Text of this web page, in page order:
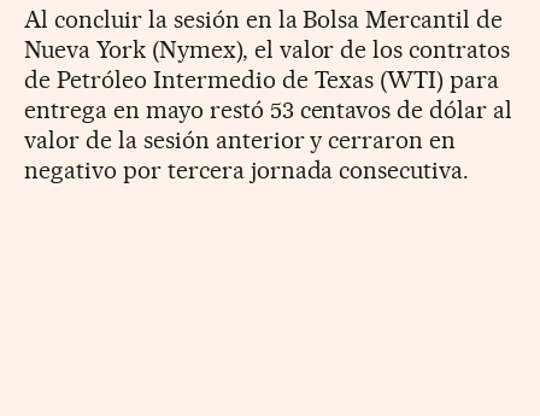
Al concluir la sesión en la Bolsa Mercantil de
Nueva York (Nymex), el valor de los contratos
de Petróleo Intermedio de Texas (WTI) para
entrega en mayo restó 53 centavos de dólar al
valor de la sesión anterior y cerraron en
negativo por tercera jornada consecutiva.